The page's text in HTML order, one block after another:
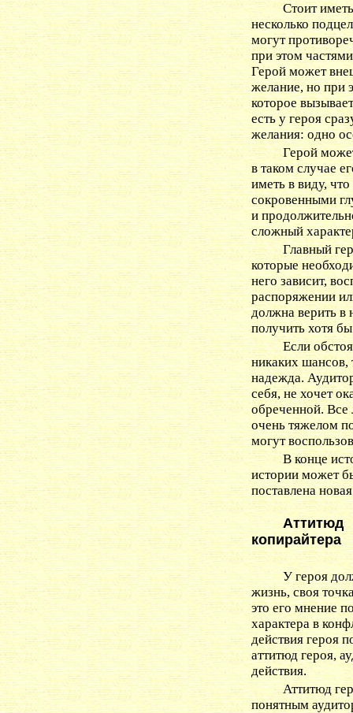
Стоит
несколько
могут
при этом
Герой может
желание, но при
которое
есть у героя
желания: одно
Герой
в таком случае
иметь в виду,
сокровенными
и
сложный
Главный
которые
него зависит,
распоряжении
должна верить в
получить хотя
Если
никаких шансов,
надежда.
себя, не хочет
обреченной.
очень тяжелом
могут
В конце
истории может
поставлена
копирайтера
У героя
жизнь, своя
это его мнение
характера в
действия героя
аттитюд героя,
действия.
Аттитюд
понятным